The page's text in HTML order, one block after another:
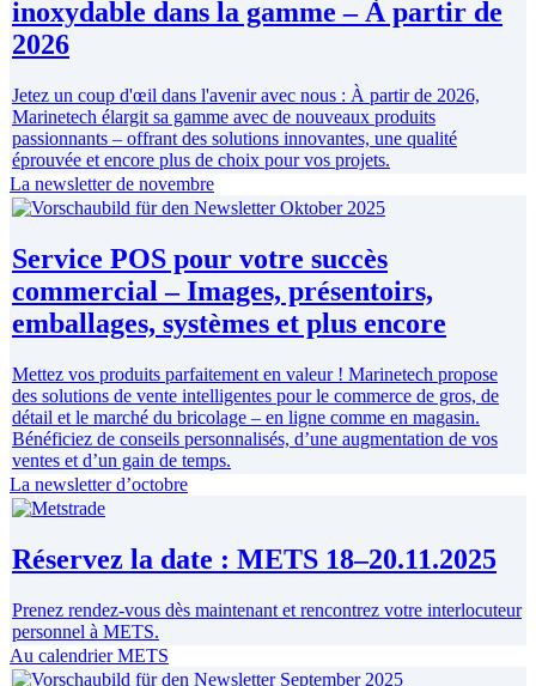
inoxydable dans la gamme – À partir de
2026
Jetez un coup d'œil dans l'avenir avec nous : À partir de 2026,
Marinetech élargit sa gamme avec de nouveaux produits
passionnants – offrant des solutions innovantes, une qualité
éprouvée et encore plus de choix pour vos projets.
La newsletter de novembre
Service POS pour votre succès
commercial – Images, présentoirs,
emballages, systèmes et plus encore
Mettez vos produits parfaitement en valeur ! Marinetech propose
des solutions de vente intelligentes pour le commerce de gros, de
détail et le marché du bricolage – en ligne comme en magasin.
Bénéficiez de conseils personnalisés, d’une augmentation de vos
ventes et d’un gain de temps.
La newsletter d’octobre
Réservez la date : METS 18–20.11.2025
Prenez rendez-vous dès maintenant et rencontrez votre interlocuteur
personnel à METS.
Au calendrier METS